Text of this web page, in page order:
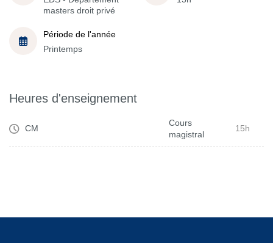
masters droit privé
Période de l'année
Printemps
Heures d'enseignement
CM
Cours
magistral
15h